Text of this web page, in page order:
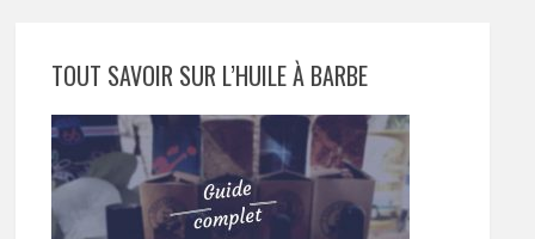
TOUT SAVOIR SUR L’HUILE À BARBE